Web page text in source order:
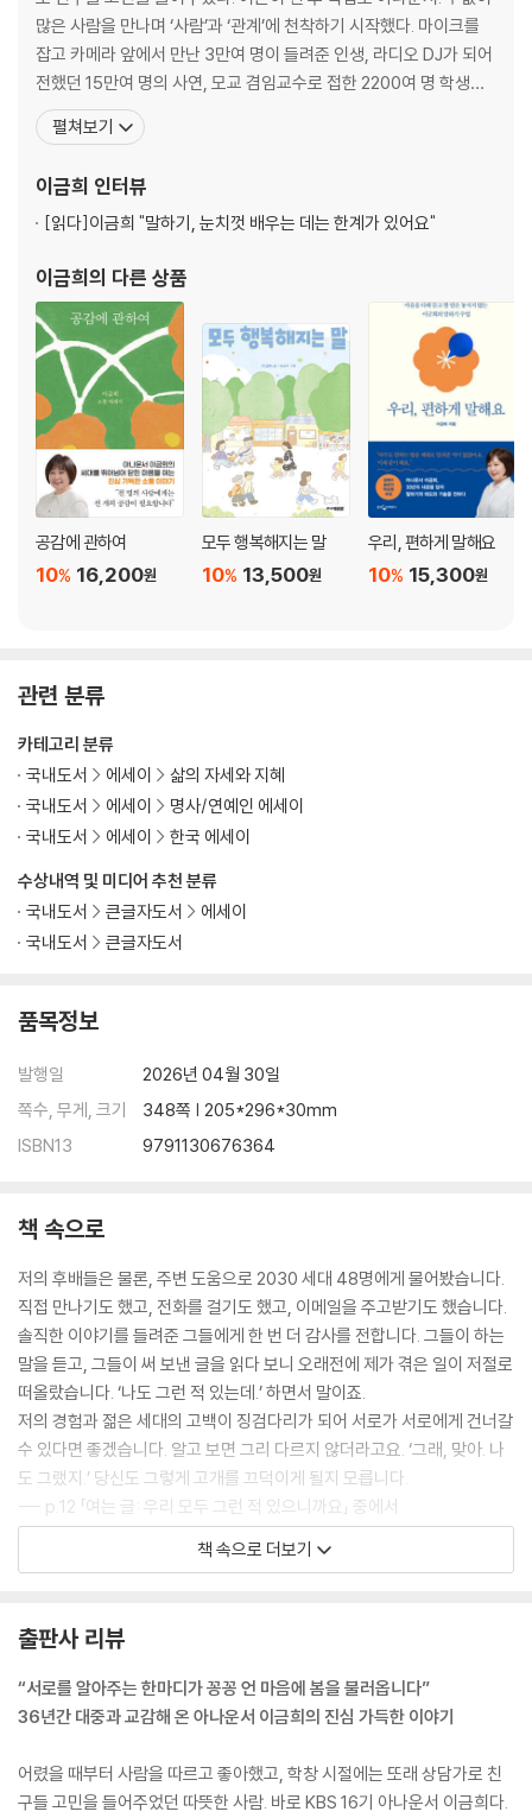
2장 _ 서로의 다름을 인정하자고요
: 직급도, 세대도 달라 어려운 사회생활 속 소통
회식 메뉴도 취존해 주세요
후라이의 꿈
미스 리라고요?
성희롱 금지
고통은 나약함의 증거가 아니에요
너는 이제 노예다 (부제: 그림자 같은 21개월)
둘이라서 불편해요
우리 엄마가 아니잖아요
아르바이트라서
축의금 5천 원
강제 커밍아웃
3장 _ 나는 왜 내 말에 상처받을까?
: 공감의 본질이 되는 나와의 소통
혼자인 걸 두려워 마세요
비교는 이제 그만
아! 잘 쉬었다
나를 안다는 것
무선 이어폰
루틴
무해력
하버드의 연구 결과
책을 좋아하세요?
:굳게 닫힌 마음을 열게 하는 대화법
답이 없어도 들어주세요
최선을 다하고 당당하게 말하기
브레인 포그
낀 세대
칼 같은 한마디
자기 자신을 보호하는 법
직장 내 괴롭힘 아닌가요?
삶의 격
우리는 사이가 좋아요
닫는 글 ‘왜 저래?’ 말고 ‘왜 그럴까?’부터 생각해요
이 책에 수록된 글 출처
참고한 자료
많은 사람을 만나며 ‘사람’과 ‘관계’에 천착하기 시작했다. 마이크를
잡고 카메라 앞에서 만난 3만여 명이 들려준 인생, 라디오 DJ가 되어
전했던 15만여 명의 사연, 모교 겸임교수로 접한 2200여 명 학생들
의 이야기, 매주 12만여 명 구독자와 함께하는 유튜브, 그리고 매년
전국을 돌며 만나는 강연장의 청중까지. 그가 하는 일에는 모두 ‘사
다는 갈등이 더 많은 세상살이. 한
펼쳐보기
이금희 인터뷰
[읽다]이금희 "말하기, 눈치껏 배우는 데는 한계가 있어요"
이금희의 다른 상품
공감에 관하여
16,200원
10%
모두 행복해지는 말
13,500원
10%
우리, 편하게 말해요
15,300원
10%
관련 분류
수상내역 및 미디어 추천 분류
국내도서
큰글자도서
에세이
국내도서
큰글자도서
카테고리 분류
국내도서
에세이
삶의 자세와 지혜
국내도서
에세이
명사/연예인 에세이
국내도서
에세이 한국 에세이
품목정보
발행일
2026년 04월 30일
쪽수, 무게, 크기
348쪽 | 205*296*30mm
ISBN13
9791130676364
책 속으로
저의 후배들은 물론, 주변 도움으로 2030 세대 48명에게 물어봤습니다.
직접 만나기도 했고, 전화를 걸기도 했고, 이메일을 주고받기도 했습니다.
솔직한 이야기를 들려준 그들에게 한 번 더 감사를 전합니다. 그들이 하는
말을 듣고, 그들이 써 보낸 글을 읽다 보니 오래전에 제가 겪은 일이 저절로
떠올랐습니다. ‘나도 그런 적 있는데.’ 하면서 말이죠.
저의 경험과 젊은 세대의 고백이 징검다리가 되어 서로가 서로에게 건너갈
수 있다면 좋겠습니다. 알고 보면 그리 다르지 않더라고요. ‘그래, 맞아. 나
도 그랬지.’ 당신도 그렇게 고개를 끄덕이게 될지 모릅니다.
--- p.12 「여는 글: 우리 모두 그런 적 있으니까요」 중에서
진정한 어른이 되려면 내 행동의 이유는 물론이고, 엄마 아빠가 하는 말과
에서 있었던 소소한 에피소드를 꾹 참고 들어주었어요. 어쩌다 다섯 시간
이 아니라 매일. 그러니 지금은 바통 터치를 해야 할 시간입니다.
정신과 전문의 김혜남 박사도 그렇게 말했죠. “어른이 된다는 건 누군가의
요.
--- pp.23-24 「1장. 그건 그런 뜻이 아니었는데」 중에서
책 속으로 더보기
출판사 리뷰
“서로를 알아주는 한마디가 꽁꽁 언 마음에 봄을 불러옵니다”
36년간 대중과 교감해 온 아나운서 이금희의 진심 가득한 이야기
어렸을 때부터 사람을 따르고 좋아했고, 학창 시절에는 또래 상담가로 친
구들 고민을 들어주었던 따뜻한 사람. 바로 KBS 16기 아나운서 이금희다.